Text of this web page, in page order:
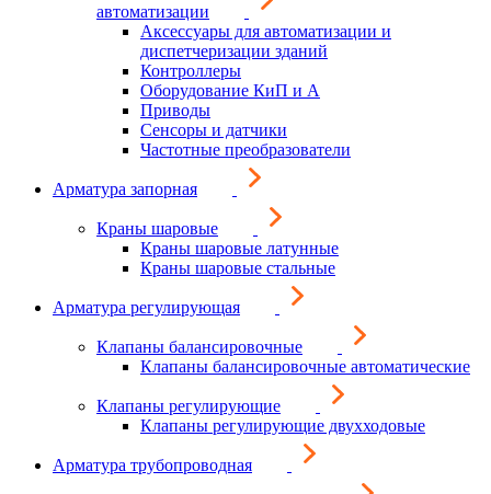
автоматизации
Аксессуары для автоматизации и
диспетчеризации зданий
Контроллеры
Оборудование КиП и А
Приводы
Сенсоры и датчики
Частотные преобразователи
Арматура запорная
Краны шаровые
Краны шаровые латунные
Краны шаровые стальные
Арматура регулирующая
Клапаны балансировочные
Клапаны балансировочные автоматические
Клапаны регулирующие
Клапаны регулирующие двухходовые
Арматура трубопроводная